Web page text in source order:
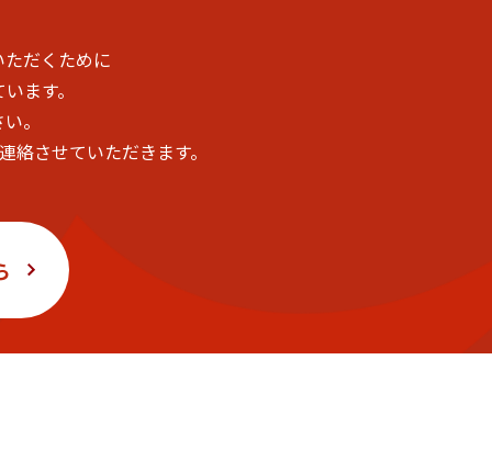
だくために
ます。
。
させていただきます。